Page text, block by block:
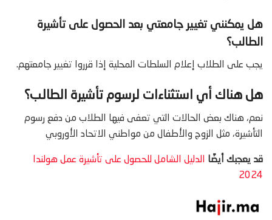
هل يمكنني تغيير جامعتي بعد الحصول على تأشيرة
الطالب؟
يجب على الطلاب إعلام السلطات المحلية إذا قرروا تغيير جامعتهم.
هل هناك أي استثناءات لرسوم تأشيرة الطالب؟
نعم، هناك بعض الحالات التي تعفى فيها الطلاب من دفع رسوم
التأشيرة، مثل الزوج والأطفال من مواطني الاتحاد الأوروبي
قد يعجبك أيضًا الدليل الشامل للحصول على تأشيرة عمل هولندا
2024